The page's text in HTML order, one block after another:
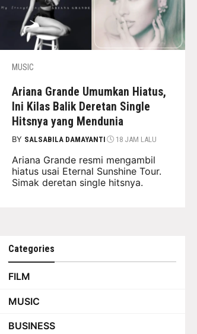
MUSIC
Ariana Grande Umumkan Hiatus,
Ini Kilas Balik Deretan Single
Hitsnya yang Mendunia
BY SALSABILA DAMAYANTI 18 JAM LALU
Ariana Grande resmi mengambil
hiatus usai Eternal Sunshine Tour.
Simak deretan single hitsnya.
Categories
FILM
MUSIC
BUSINESS